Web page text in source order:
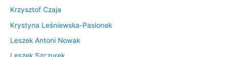
Krzysztof Czaja
Krystyna Leśniewska-Pasionek
Leszek Antoni Nowak